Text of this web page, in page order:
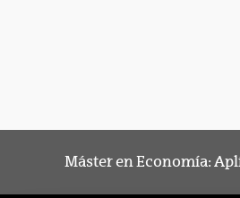
Máster en Economía: